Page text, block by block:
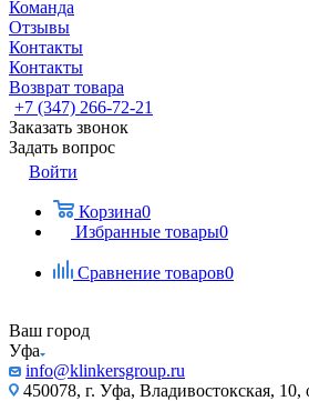
Команда
Отзывы
Контакты
Контакты
Возврат товара
+7 (347) 266-72-21
Заказать звонок
Задать вопрос
Войти
Корзина0
Избранные товары0
Сравнение товаров0
Ваш город
Уфа
info@klinkersgroup.ru
450078, г. Уфа, Владивостокская, 10,